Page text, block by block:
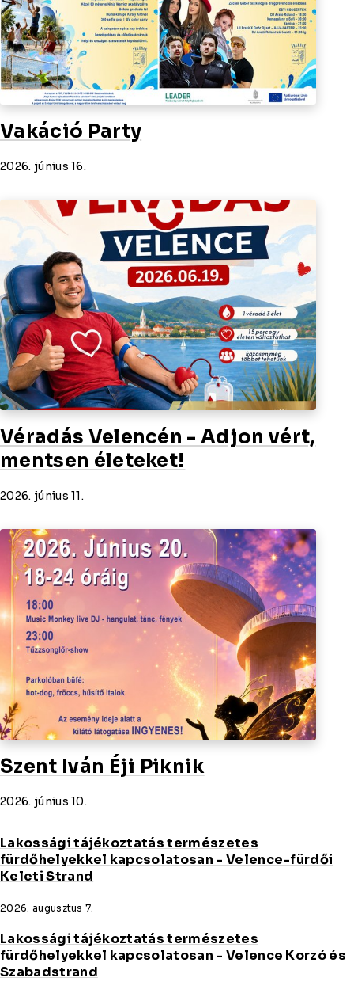
Vakáció Party
2026. június 16.
Véradás Velencén - Adjon vért,
mentsen életeket!
2026. június 11.
Szent Iván Éji Piknik
2026. június 10.
Lakossági tájékoztatás természetes
fürdőhelyekkel kapcsolatosan - Velence-fürdői
Keleti Strand
2026. augusztus 7.
Lakossági tájékoztatás természetes
fürdőhelyekkel kapcsolatosan - Velence Korzó és
Szabadstrand